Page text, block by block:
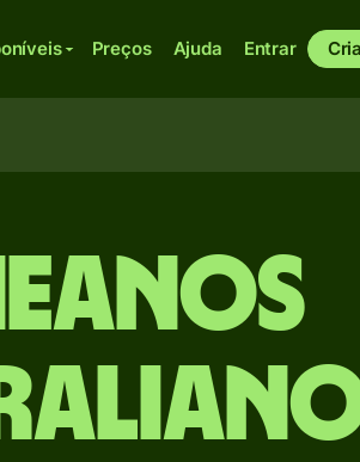
Preços Ajuda Entrar